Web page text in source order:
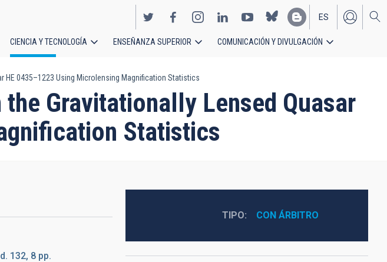
EN
ES
CIENCIA Y TECNOLOGÍA ENSEÑANZA SUPERIOR COMUNICACIÓN Y DIVULGACIÓN
HE 0435–1223 Using Microlensing Magnification Statistics
Gravitationally Lensed Quasar
Statistics
132, 8 pp.
TIPO CON ÁRBITRO